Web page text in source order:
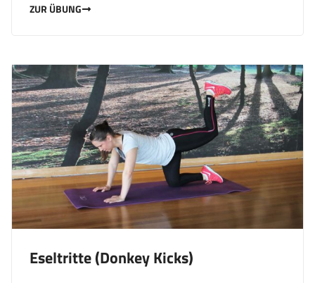
ZUR ÜBUNG
Eseltritte (Donkey Kicks)